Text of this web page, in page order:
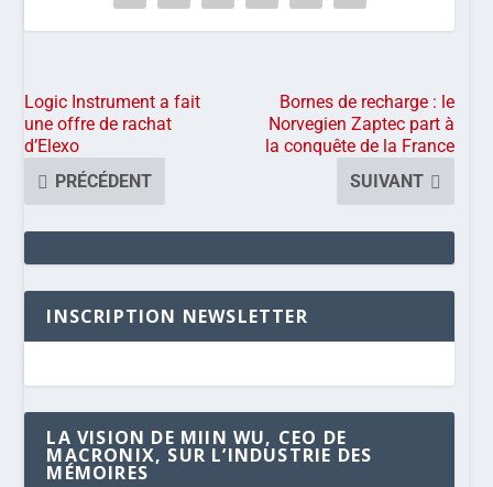
Logic Instrument a fait
une offre de rachat
d’Elexo
PRÉCÉDENT
Bornes de recharge : le
Norvegien Zaptec part à
la conquête de la France
SUIVANT
INSCRIPTION NEWSLETTER
LA VISION DE MIIN WU, CEO DE
MACRONIX, SUR L’INDUSTRIE DES
MÉMOIRES